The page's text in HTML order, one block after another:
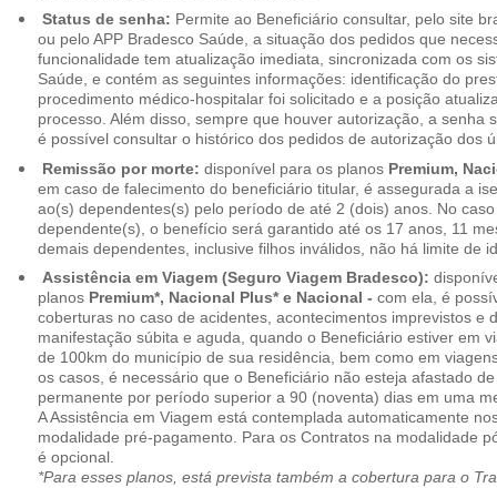
Status de senha: Permite ao Beneficiário consultar, pelo site
ou pelo APP Bradesco Saúde, a situação dos pedidos que
funcionalidade tem atualização imediata, sincronizada com os
Saúde, e contém as seguintes informações: identificação do
procedimento médico-hospitalar foi solicitado e a posição
processo. Além disso, sempre que houver autorização, a senha
é possível consultar o histórico dos pedidos de autorização dos
Remissão por morte: disponível para os planos Premium,
em caso de falecimento do beneficiário titular, é assegurada a
ao(s) dependentes(s) pelo período de até 2 (dois) anos. No
dependente(s), o benefício será garantido até os 17 anos, 11
demais dependentes, inclusive filhos inválidos, não há limite de
Assistência em Viagem (Seguro Viagem Bradesco):
planos Premium*, Nacional Plus* e Nacional - com ela, é
coberturas no caso de acidentes, acontecimentos imprevistos e
manifestação súbita e aguda, quando o Beneficiário estiver em
de 100km do município de sua residência, bem como em
os casos, é necessário que o Beneficiário não esteja afastado
permanente por período superior a 90 (noventa) dias em uma
A Assistência em Viagem está contemplada automaticamente
modalidade pré-pagamento. Para os Contratos na modalidade
é opcional.
*Para esses planos, está prevista também a cobertura para o